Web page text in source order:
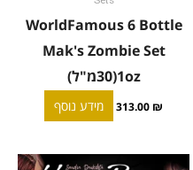
WorldFamous 6 Bottle
Mak's Zombie Set
1oz(30מ"ל)
313.00 ₪ מידע נוסף